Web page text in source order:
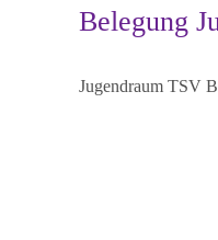
Belegung
Jugendraum TSV